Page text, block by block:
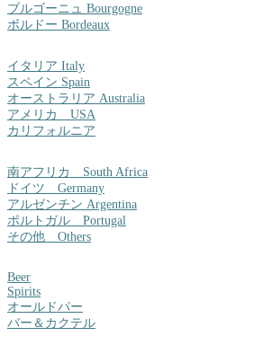
ブルゴーニュ Bourgogne
ボルドー Bordeaux
イタリア Italy
スペイン Spain
オーストラリア Australia
アメリカ USA
カリフォルニア
南アフリカ South Africa
ドイツ Germany
アルゼンチン Argentina
ポルトガル Portugal
その他 Others
Beer
Spirits
オールドパー
バー＆カクテル